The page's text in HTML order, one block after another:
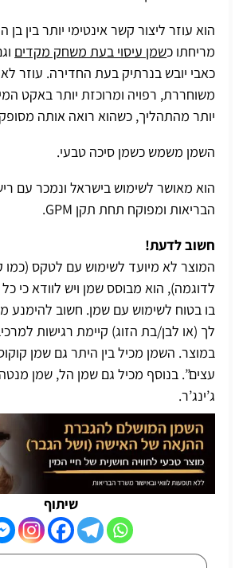
הוא עוזר ליצור קשר אינטימי יותר בין
מריחתו כשמן עיסוי בעת משחק מקדים
כאבי יובש בנרתיק בעת החדירה. עוזר
משוחררת, רפויה ומרוכזת יותר באקט
יותר מהתהליך, כשהוא רואה אותה
השמן משמש כשמן סיכה טבעי.
הוא מאושר לשימוש בישראל ונמכר עם
הבריאות ומפוקח תחת תקן GPM.
חשוב לדעת!
המוצר לא מיועד לשימוש עם לטקס (כמו
לדוגמה), הוא מבוסס שמן ויש לוודא כי
בו בטוח לשימוש עם שמן. חשוב להימנע
לך (או לבן/בת הזוג) קיימת רגישות
במוצר. השמן מכיל בין היתר גם שמן
עצים”. בנוסף מכיל גם שמן הל, שמן
ג’ינג’ר.
שיתוף